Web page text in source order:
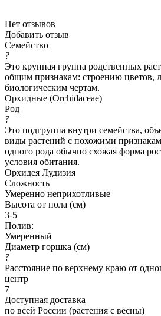
Нет отзывов
Добавить отзыв
Семейство
?
Это крупная группа родственных
общим признакам: строению цветов,
биологическим чертам.
Орхидные (Orchidaceae)
Род
?
Это подгруппа внутри семейства,
виды растений с похожими
одного рода обычно схожая форма
условия обитания.
Орхидея Лудизия
Сложность
Умеренно неприхотливые
Высота от пола (см)
3-5
Полив:
Умеренный
Диаметр горшка (см)
?
Расстояние по верхнему краю от
центр
7
Доступная доставка
по всей России (растения с весны)